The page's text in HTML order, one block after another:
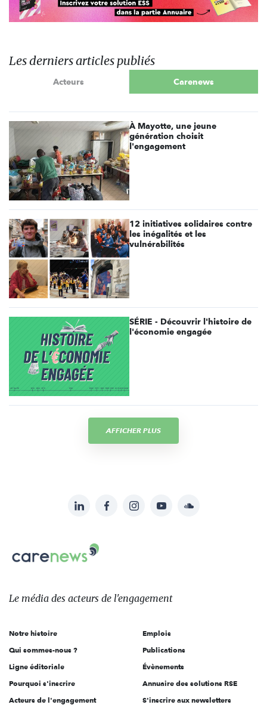
Les derniers articles publiés
Acteurs Carenews
À Mayotte, une jeune
génération choisit
l'engagement
12 initiatives solidaires contre
les inégalités et les
vulnérabilités
SÉRIE - Découvrir l'histoire de
l'économie engagée
AFFICHER PLUS
sur:
LinkedInFacebookInstagramYouTubeSoundcloud
Le
des
l'engagement
Le média des acteurs de l'engagement
Notre histoire
Qui sommes-nous ?
Ligne éditoriale
Pourquoi s'inscrire
Acteurs de l'engagement
Emplois
Publications
Évènements
Annuaire des solutions RSE
S'inscrire aux newsletters